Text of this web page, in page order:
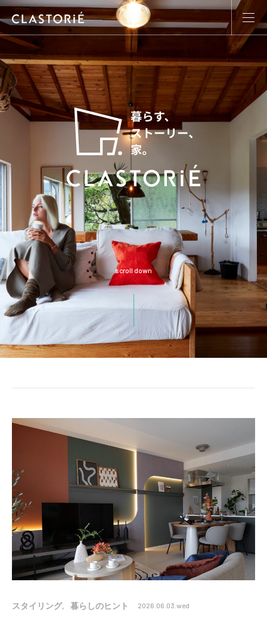
scroll down
スタイリング 暮らしのヒント 2026.06.03.wed